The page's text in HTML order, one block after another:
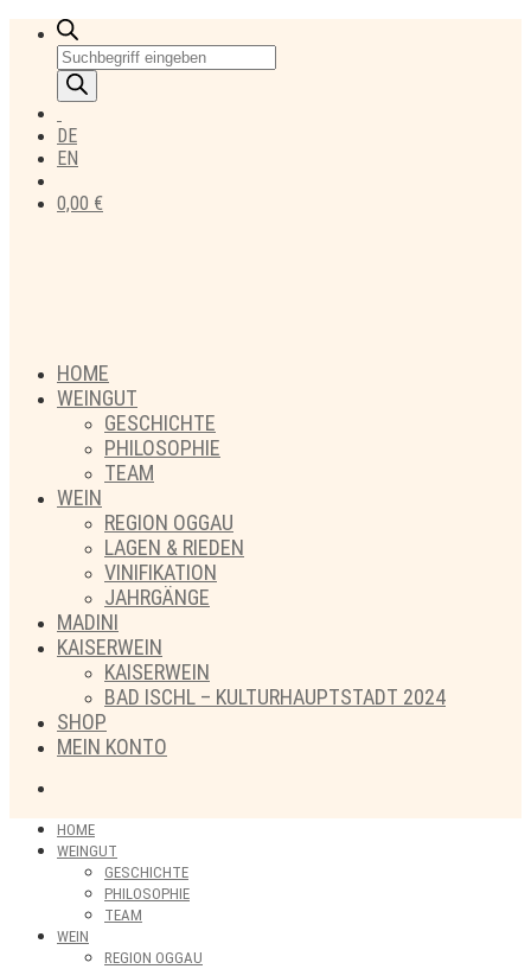
Products
search
DE
EN
0,00 €
HOME
WEINGUT
GESCHICHTE
PHILOSOPHIE
TEAM
WEIN
REGION OGGAU
LAGEN & RIEDEN
VINIFIKATION
JAHRGÄNGE
MADINI
KAISERWEIN
KAISERWEIN
BAD ISCHL – KULTURHAUPTSTADT 2024
SHOP
MEIN KONTO
HOME
WEINGUT
GESCHICHTE
PHILOSOPHIE
TEAM
WEIN
REGION OGGAU